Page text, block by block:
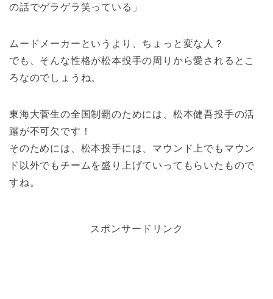
の話でゲラゲラ笑っている」
ムードメーカーというより、ちょっと変な人？
でも、そんな性格が松本投手の周りから愛されるとこ
ろなのでしょうね。
東海大菅生の全国制覇のためには、松本健吾投手の活
躍が不可欠です！
そのためには、松本投手には、マウンド上でもマウン
ド以外でもチームを盛り上げていってもらいたもので
すね。
スポンサードリンク